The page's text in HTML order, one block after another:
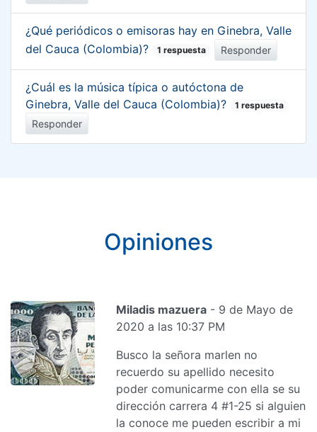
¿Qué periódicos o emisoras hay en Ginebra, Valle
del Cauca (Colombia)?
1 respuesta Responder
¿Cuál es la música típica o autóctona de
Ginebra, Valle del Cauca (Colombia)?
1 respuesta
Responder
Opiniones
Miladis mazuera - 9 de Mayo de
2020 a las 10:37 PM
Busco la señora marlen no
recuerdo su apellido necesito
poder comunicarme con ella se su
dirección carrera 4 #1-25 si alguien
la conoce me pueden escribir a mi